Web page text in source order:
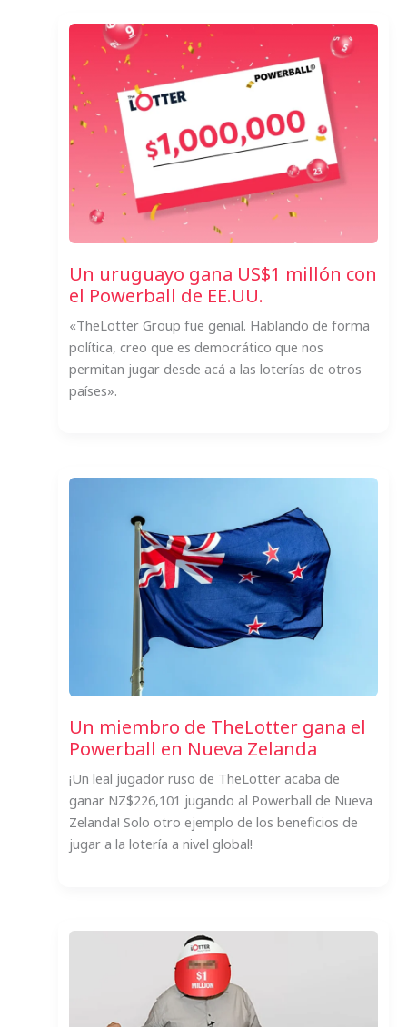
Un uruguayo gana US$1 millón con
el Powerball de EE.UU.
«TheLotter Group fue genial. Hablando de forma
política, creo que es democrático que nos
permitan jugar desde acá a las loterías de otros
países».
Un miembro de TheLotter gana el
Powerball en Nueva Zelanda
¡Un leal jugador ruso de TheLotter acaba de
ganar NZ$226,101 jugando al Powerball de Nueva
Zelanda! Solo otro ejemplo de los beneficios de
jugar a la lotería a nivel global!